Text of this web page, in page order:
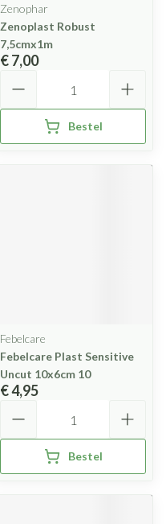
Zenophar
Zenoplast Robust
7,5cmx1m
€ 7,00
Bestel
Febelcare
Febelcare Plast Sensitive
Uncut 10x6cm 10
€ 4,95
Bestel